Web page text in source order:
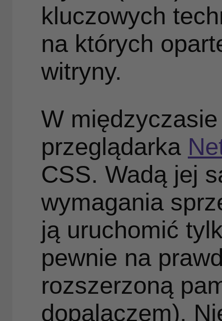
kluczowych
na których
witryny.
W
przeglądarka
CSS. Wadą jej
wymagania
ją uruchomić
pewnie na
rozszerzoną
dopalaczem).